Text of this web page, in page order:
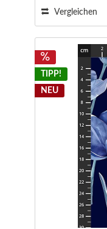
Vergleichen
TIPP!
NEU